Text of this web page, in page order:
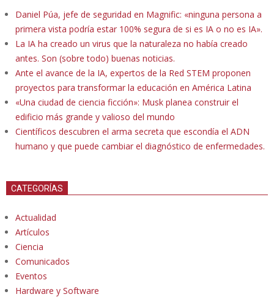
Daniel Púa, jefe de seguridad en Magnific: «ninguna persona a
primera vista podría estar 100% segura de si es IA o no es IA».
La IA ha creado un virus que la naturaleza no había creado
antes. Son (sobre todo) buenas noticias.
Ante el avance de la IA, expertos de la Red STEM proponen
proyectos para transformar la educación en América Latina
«Una ciudad de ciencia ficción»: Musk planea construir el
edificio más grande y valioso del mundo
Científicos descubren el arma secreta que escondía el ADN
humano y que puede cambiar el diagnóstico de enfermedades.
CATEGORÍAS
Actualidad
Artículos
Ciencia
Comunicados
Eventos
Hardware y Software